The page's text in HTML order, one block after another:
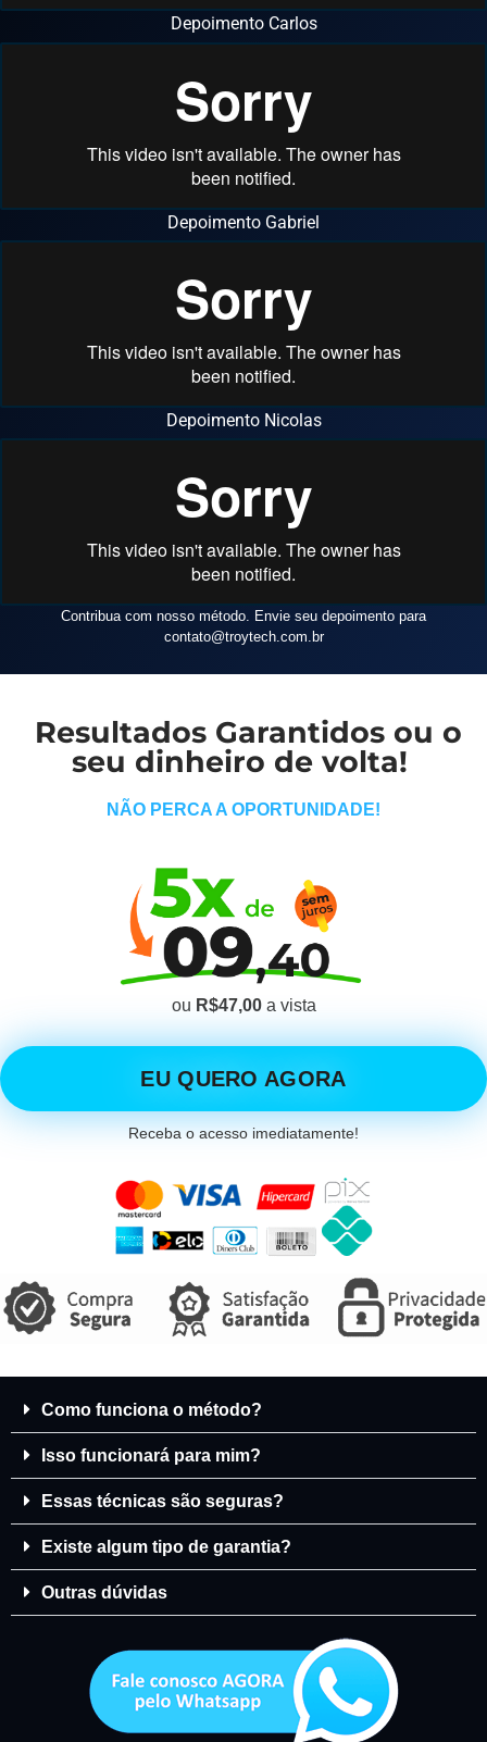
Depoimento Carlos
Depoimento Gabriel
Depoimento Nicolas
Contribua com nosso método. Envie seu depoimento para
contato@troytech.com.br
Resultados Garantidos ou o
seu dinheiro de volta!
NÃO PERCA A OPORTUNIDADE!
ou R$47,00a vista
EU QUERO AGORA
Receba o acesso imediatamente!
Como funciona o método?
Isso funcionará para mim?
Essas técnicas são seguras?
Existe algum tipo de garantia?
Outras dúvidas